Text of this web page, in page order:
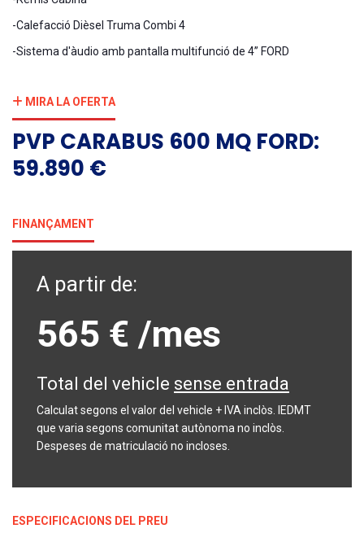
-Calefacció Dièsel Truma Combi 4
-Sistema d'àudio amb pantalla multifunció de 4” FORD
MIRA LA OFERTA
PVP CARABUS 600 MQ FORD:
59.890 €
FINANÇAMENT
A partir de:
565 € /mes
Total del vehicle sense entrada
Calculat segons el valor del vehicle + IVA inclòs. IEDMT
que varia segons comunitat autònoma no inclòs.
Despeses de matriculació no incloses.
ESPECIFICACIONS DEL PREU